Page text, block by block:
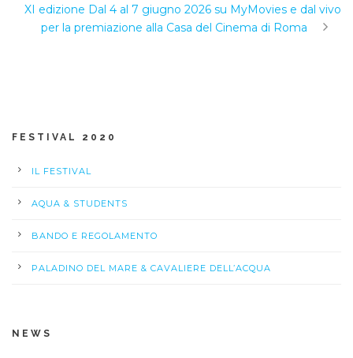
XI edizione Dal 4 al 7 giugno 2026 su MyMovies e dal vivo
per la premiazione alla Casa del Cinema di Roma
FESTIVAL 2020
IL FESTIVAL
AQUA & STUDENTS
BANDO E REGOLAMENTO
PALADINO DEL MARE & CAVALIERE DELL’ACQUA
NEWS